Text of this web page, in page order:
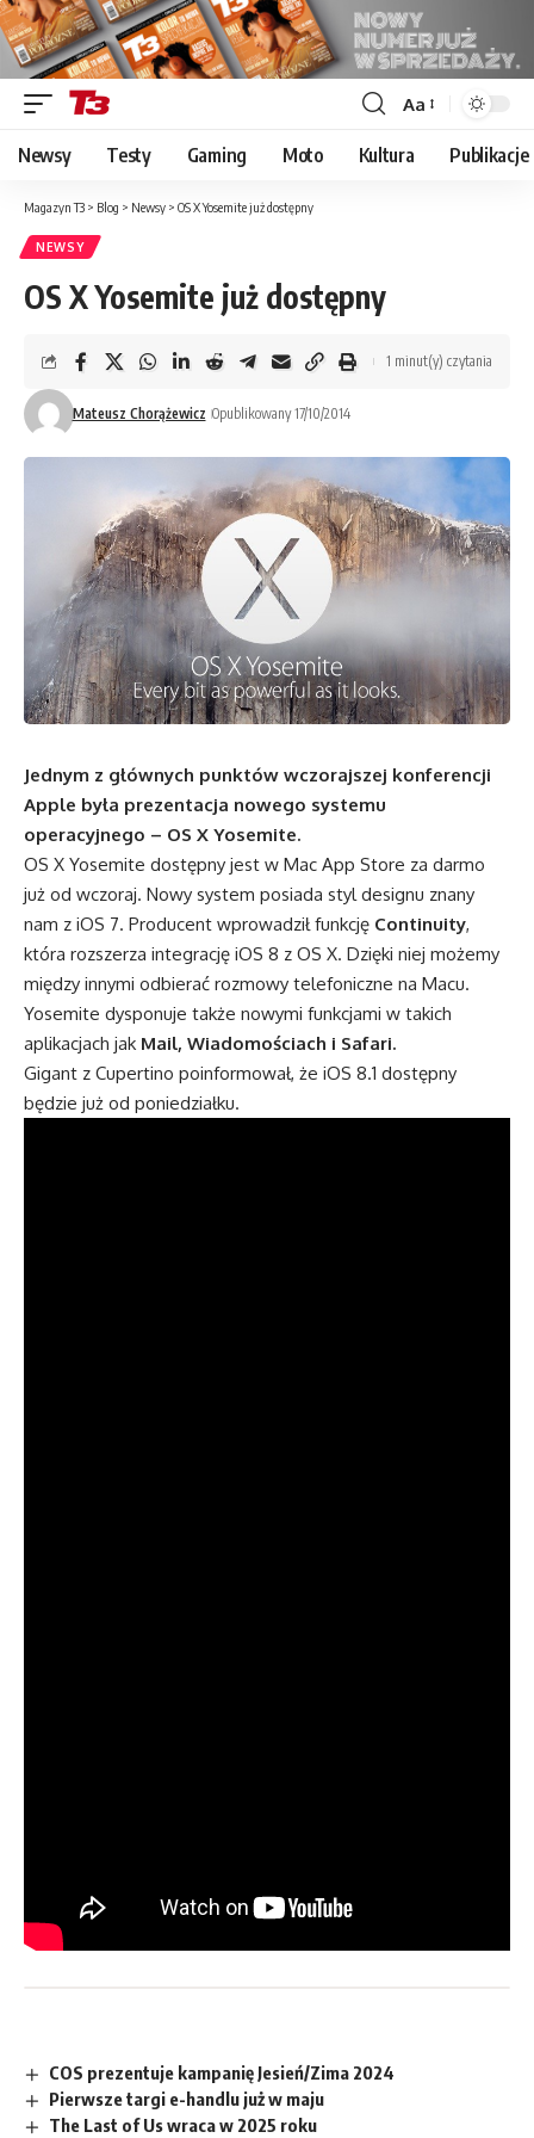
Font
Resizer
Aa
Newsy Testy Gaming Moto Kultura Publikacje
Magazyn T3 > Blog > Newsy > OS X Yosemite już dostępny
NEWSY
OS X Yosemite już dostępny
Mateusz Chorążewicz Opublikowany 17/10/2014
1 minut(y) czytania
Jednym z głównych punktów wczorajszej konferencji
Apple była prezentacja nowego systemu
operacyjnego – OS X Yosemite.
OS X Yosemite dostępny jest w Mac App Store za darmo
już od wczoraj. Nowy system posiada styl designu znany
nam z iOS 7. Producent wprowadził funkcję Continuity,
która rozszerza integrację iOS 8 z OS X. Dzięki niej możemy
między innymi odbierać rozmowy telefoniczne na Macu.
Yosemite dysponuje także nowymi funkcjami w takich
aplikacjach jak Mail, Wiadomościach i Safari.
Gigant z Cupertino poinformował, że iOS 8.1 dostępny
będzie już od poniedziałku.
COS prezentuje kampanię Jesień/Zima 2024
Pierwsze targi e-handlu już w maju
The Last of Us wraca w 2025 roku